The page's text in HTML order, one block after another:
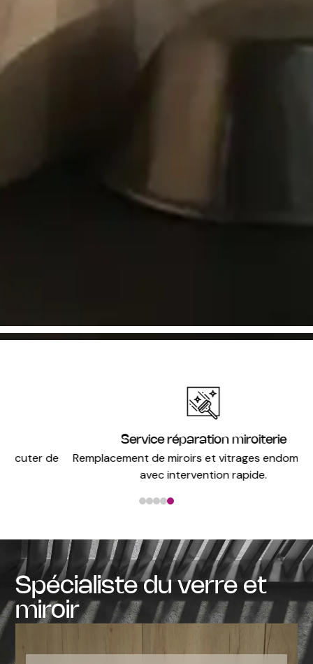
Service réparation miroiterie
Remplacement de miroirs et vitrages endommagés,
avec intervention rapide.
Spécialiste du verre et
miroir